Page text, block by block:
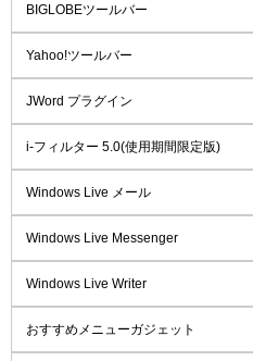
BIGLOBEツールバー
Yahoo!ツールバー
JWord プラグイン
i-フィルター 5.0(使用期間限定版)
Windows Live メール
Windows Live Messenger
Windows Live Writer
おすすめメニューガジェット